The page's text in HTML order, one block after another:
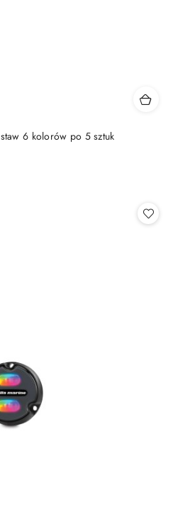
6 kolorów po 5 sztuk